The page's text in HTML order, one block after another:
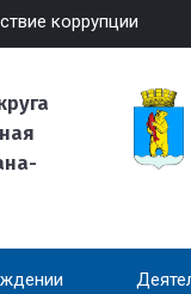
коррупции